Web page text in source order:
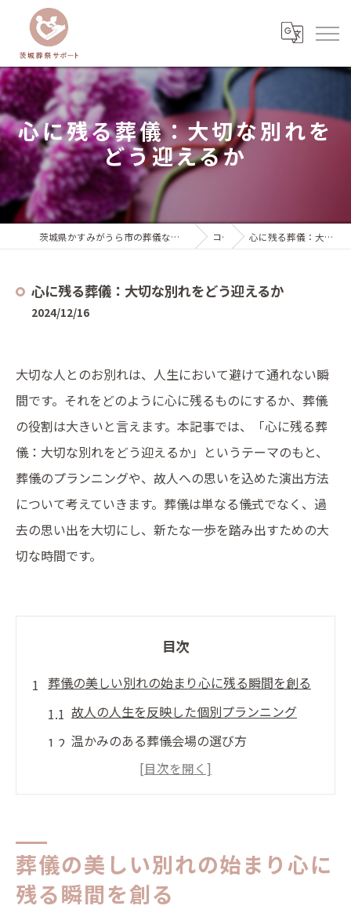
心に残る葬儀：大切な別れを
どう迎えるか
茨城県かすみがうら市の葬儀なら茨城葬祭サポート『いばサポのお葬式』 コラム 心に残る葬儀：大切な別れをどう迎えるか
心に残る葬儀：大切な別れをどう迎えるか
2024/12/16
大切な人とのお別れは、人生において避けて通れない瞬
間です。それをどのように心に残るものにするか、葬儀
の役割は大きいと言えます。本記事では、「心に残る葬
儀：大切な別れをどう迎えるか」というテーマのもと、
葬儀のプランニングや、故人への思いを込めた演出方法
について考えていきます。葬儀は単なる儀式でなく、過
去の思い出を大切にし、新たな一歩を踏み出すための大
切な時間です。
目次
葬儀の美しい別れの始まり心に残る瞬間を創る
故人の人生を反映した個別プランニング
温かみのある葬儀会場の選び方
参列者との心温まる交流の大切さ
大切な別れを迎えるための心構え
心に響く葬儀の演出家族の思い出を共有する時
葬儀の美しい別れの始まり心に
残る瞬間を創る